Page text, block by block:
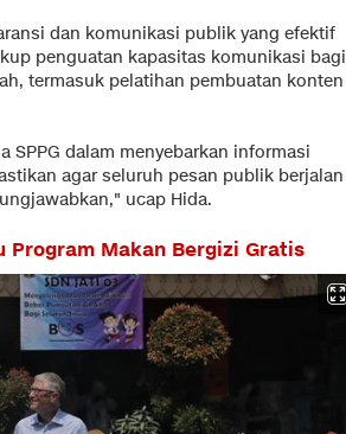
dan komunikasi publik yang efektif
penguatan kapasitas komunikasi bagi
termasuk pelatihan pembuatan konten
SPPG dalam menyebarkan informasi
agar seluruh pesan publik berjalan
ucap Hida.
Program Makan Bergizi Gratis